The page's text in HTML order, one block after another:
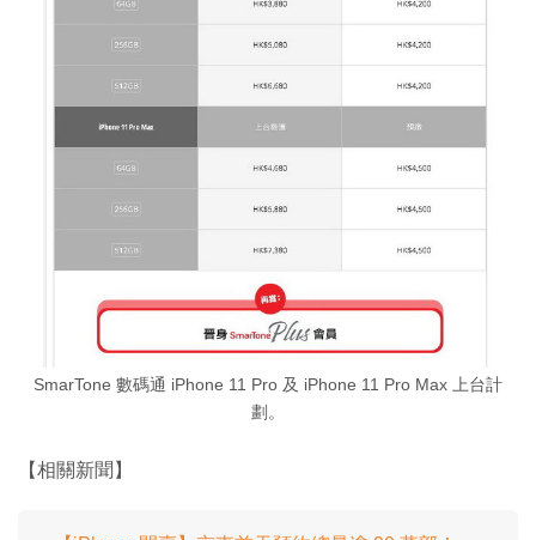
SmarTone 數碼通 iPhone 11 Pro 及 iPhone 11 Pro Max 上台計
劃。
【相關新聞】